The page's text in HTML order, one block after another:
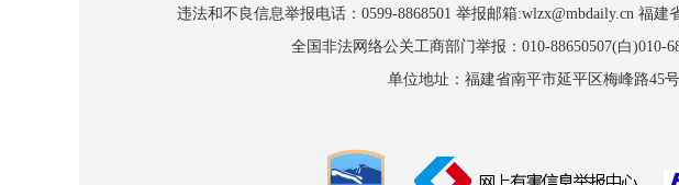
违法和不良信息举报电话：0599-8868501 举报邮箱:wlzx@mbdaily.cn 福建
全国非法网络公关工商部门举报：010-88650507(白)010-
单位地址：福建省南平市延平区梅峰路45